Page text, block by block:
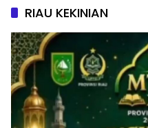
RIAU KEKINIAN